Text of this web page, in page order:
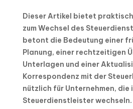
Dieser Artikel bietet
zum Wechsel des
betont die Bedeutung einer
Planung, einer rechtzeitigen
Unterlagen und einer
Korrespondenz mit der
nützlich für Unternehmen, die
Steuerdienstleister wechseln.